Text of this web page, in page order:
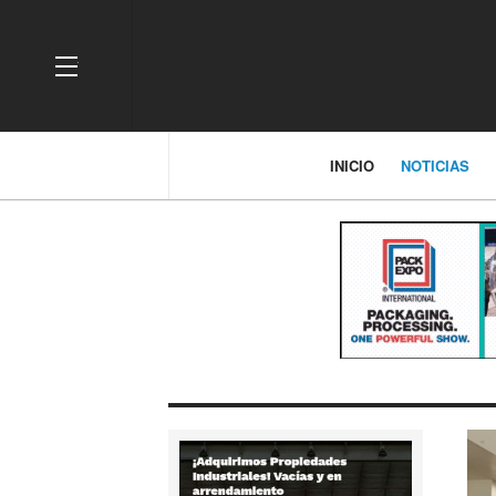
OFF CANVAS
INICIO NOTICIAS